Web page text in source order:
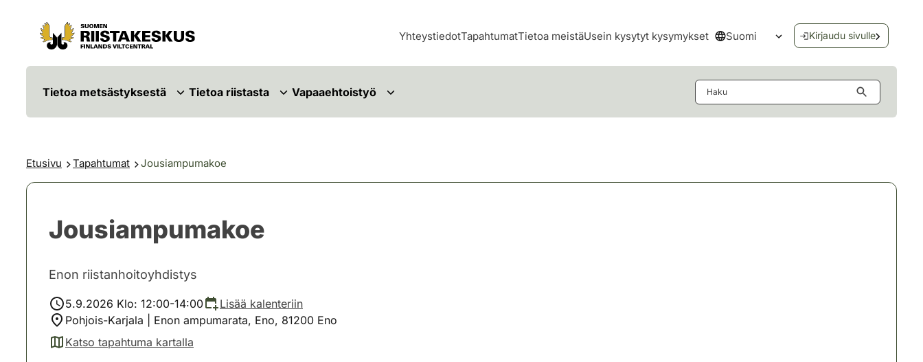
Siirry sisältöön
Siirry sivustokarttaan
YhteystiedotTapahtumatTietoa meistäUsein kysytyt kysymykset Suomi
Avaa kielivalikko
Kirjaudu sivulle
Tietoa metsästyksestä Tietoa riistasta Vapaaehtoistyö
Etusivu Tapahtumat Jousiampumakoe
Jousiampumakoe
Enon riistanhoitoyhdistys
5.9.2026 Klo: 12:00-14:00
Lisää kalenteriin
Pohjois-Karjala | Enon ampumarata, Eno, 81200 Eno
Katso tapahtuma kartalla
(avautuu uuteen välilehteen)